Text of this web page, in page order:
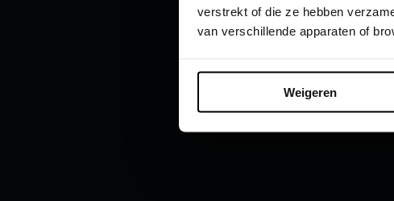
verstrekt of die ze hebben
van verschillende apparaten of
Weigeren